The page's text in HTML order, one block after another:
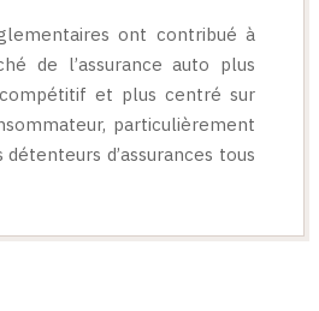
ont contribué à
de l’assurance auto plus
et plus centré sur
particulièrement
d’assurances tous